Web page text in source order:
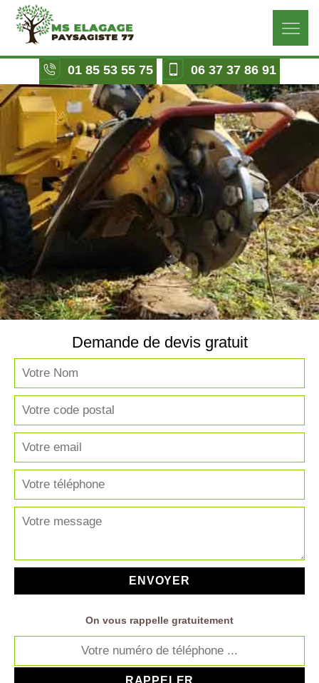
01 85 53 55 75 06 37 37 86 91
Demande de devis gratuit
On vous rappelle gratuitement